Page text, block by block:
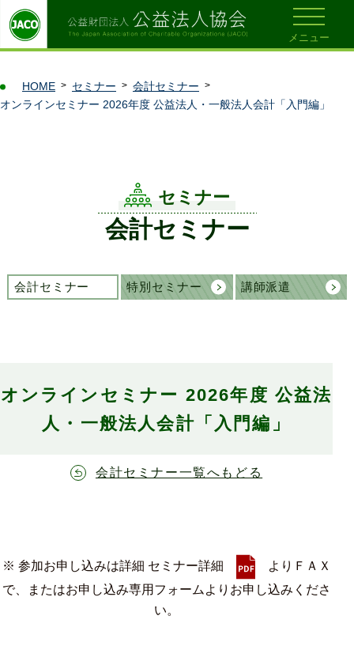
メニュー
HOME セミナー
会計セミナー
オンラインセミナー 2026年度 公益法人・一般法人会計「入門編」
セミナー
会計セミナー
会計セミナー 特別セミナー 講師派遣
オンラインセミナー 2026年度 公益法
人・一般法人会計「入門編」
会計セミナー一覧へもどる
※ 参加お申し込みは詳細 セミナー詳細
よりＦＡＸ
で、またはお申し込み専用フォームよりお申し込みくださ
い。